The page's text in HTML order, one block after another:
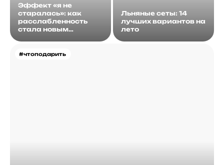
Эффект «я не
старалась»: как
расслабленность
стала новым
#чтоподарить
Льняные сеты: 14
лучших вариантов на
лето